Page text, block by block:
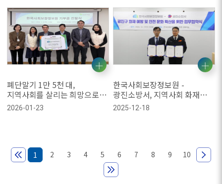
폐단말기 1만 5천 대,
지역사회를 살리는 희망으로
돌아오다
2026-01-23
한국사회보장정보원 -
광진소방서, 지역사회 화재
예방 및 안전 문화 확산을 위한
업무협약 체결
2025-12-18
1 2 3 4 5 6 7 8 9 10